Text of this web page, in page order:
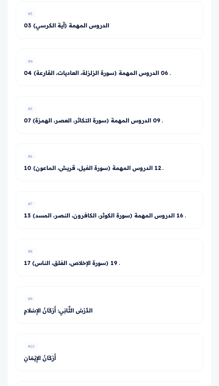
#3
03 الدروس المهمة (آية الكرسي)
#4
04 ـ 06 الدروس المهمة (سورة الزلزلة، العاديات، القارعة)
#5
07 ـ 09 الدروس المهمة (سورة التكاثر، العصر، الهمزة)
#6
10 ـ 12 الدروس المهمة (سورة الفيل، قريش، الماعون)
#7
13 ـ 16 الدروس المهمة (سورة الكوثر، الكافرون، النصر، المسد)
#8
17 ـ 19 (سورة الإخلاص، الفلق، الناس)
#9
الدَّرْسُ الثَّانِي: أَرْكَانُ الإِسْلامِ
#10
أَرْكَانُ الإِيْمَانِ